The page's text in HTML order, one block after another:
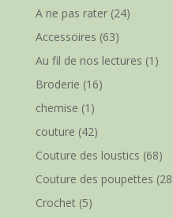
A ne pas rater(24)
Accessoires (63)
Au fil de nos lectures (1)
Broderie (16)
chemise (1)
couture (42)
Couture des loustics (68)
Couture des poupettes
Crochet(5)